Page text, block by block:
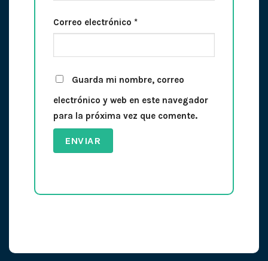
Correo electrónico *
Guarda mi nombre, correo
electrónico y web en este navegador
para la próxima vez que comente.